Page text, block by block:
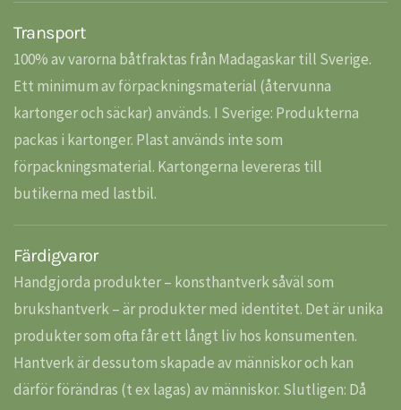
Transport
100% av varorna båtfraktas från Madagaskar till Sverige.
Ett minimum av förpackningsmaterial (återvunna
kartonger och säckar) används. I Sverige: Produkterna
packas i kartonger. Plast används inte som
förpackningsmaterial. Kartongerna levereras till
butikerna med lastbil.
Färdigvaror
Handgjorda produkter – konsthantverk såväl som
brukshantverk – är produkter med identitet. Det är unika
produkter som ofta får ett långt liv hos konsumenten.
Hantverk är dessutom skapade av människor och kan
därför förändras (t ex lagas) av människor. Slutligen: Då